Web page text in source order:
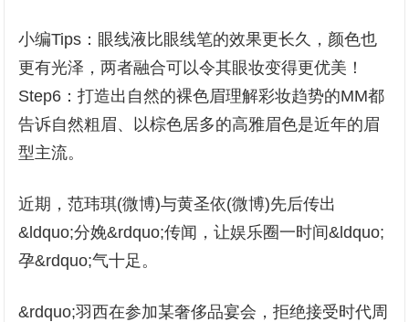
小编Tips：眼线液比眼线笔的效果更长久，颜色也
更有光泽，两者融合可以令其眼妆变得更优美！
Step6：打造出自然的裸色眉理解彩妆趋势的MM都
告诉自然粗眉、以棕色居多的高雅眉色是近年的眉
型主流。
近期，范玮琪(微博)与黄圣依(微博)先后传出
&ldquo;分娩&rdquo;传闻，让娱乐圈一时间&ldquo;
孕&rdquo;气十足。
&rdquo;羽西在参加某奢侈品宴会，拒绝接受时代周